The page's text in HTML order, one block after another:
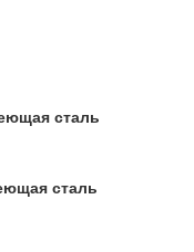
сталь
сталь